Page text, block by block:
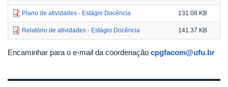
Plano de atividades - Estágio Docência 131.08 KB
Relatório de atividades - Estágio Docência 141.37 KB
Encaminhar para o e-mail da coordenação cpgfacom@ufu.br